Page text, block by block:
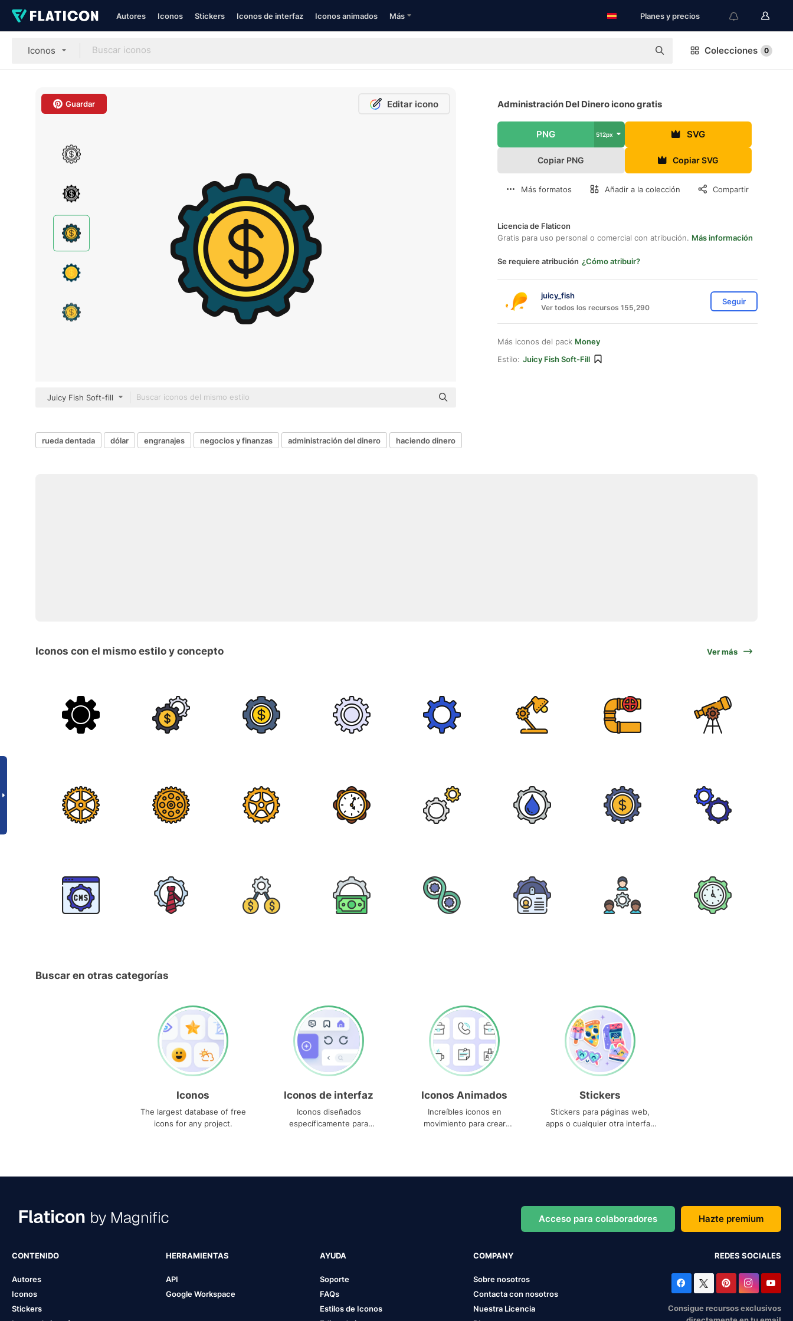
Autores Iconos Stickers Iconos de interfaz Iconos animados Más Planes y precios
Iconos Colecciones 0
Guardar Editar icono
Juicy Fish Soft-fill
Administración Del Dinero icono gratis
PNG 512px SVG
Copiar PNG Copiar SVG
Más formatos Añadir a la colección Compartir
Licencia de Flaticon
Gratis para uso personal o comercial con atribución. Más información
Se requiere atribución ¿Cómo atribuir?
juicy_fish
Ver todos los recursos 155,290
Seguir
Más iconos del pack Money
Estilo: Juicy Fish Soft-Fill
rueda dentada dólar engranajes negocios y finanzas administración del dinero haciendo dinero
Iconos con el mismo estilo y concepto Ver más
Buscar en otras categorías
Iconos
The largest database of free
icons for any project.
Iconos de interfaz
Iconos diseñados
específicamente para
Iconos Animados
Increíbles iconos en
movimiento para crear
Stickers
Stickers para páginas web,
apps o cualquier otra interfaz
Acceso para colaboradores Hazte premium
CONTENIDO
Autores
Iconos
Stickers
HERRAMIENTAS
API
Google Workspace
AYUDA
Soporte
FAQs
Estilos de Iconos
COMPANY
Sobre nosotros
Contacta con nosotros
Nuestra Licencia
REDES SOCIALES
Consigue recursos exclusivos